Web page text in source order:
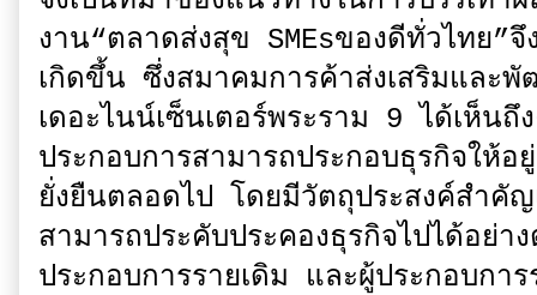
งาน“ตลาดส่งสุข SMEsของดีทั่วไทย”
เกิดขึ้น ซึ่งสมาคมการค้าส่งเสริมและ
เดอะไนน์เซ็นเตอร์พระราม 9 ได้เห็น
ประกอบการสามารถประกอบธุรกิจให้
ยั่งยืนตลอดไป โดยมีวัตถุประสงค์สำคัญ
สามารถประคับประคองธุรกิจไปได้อย่า
ประกอบการรายเดิม และผู้ประกอบก